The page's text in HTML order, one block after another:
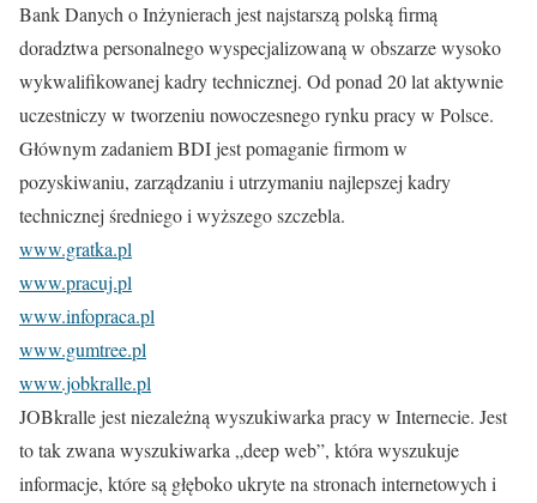
Bank Danych o Inżynierach jest najstarszą polską firmą
doradztwa personalnego wyspecjalizowaną w obszarze wysoko
wykwalifikowanej kadry technicznej. Od ponad 20 lat aktywnie
uczestniczy w tworzeniu nowoczesnego rynku pracy w Polsce.
Głównym zadaniem BDI jest pomaganie firmom w
pozyskiwaniu, zarządzaniu i utrzymaniu najlepszej kadry
technicznej średniego i wyższego szczebla.
www.gratka.pl
www.pracuj.pl
www.infopraca.pl
www.gumtree.pl
www.jobkralle.pl
JOBkralle jest niezależną wyszukiwarka pracy w Internecie. Jest
to tak zwana wyszukiwarka „deep web”, która wyszukuje
informacje, które są głęboko ukryte na stronach internetowych i